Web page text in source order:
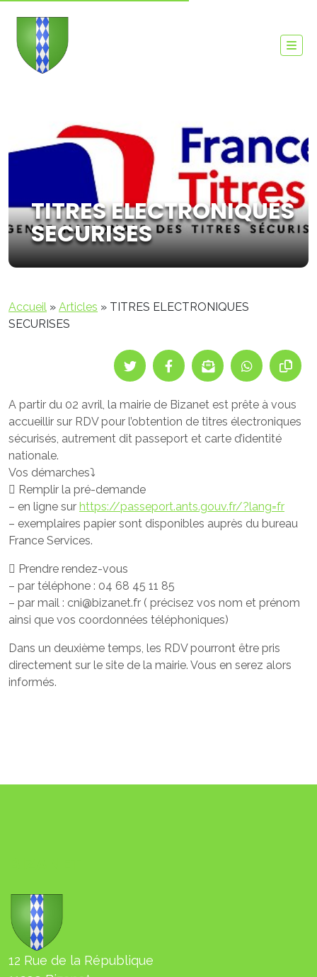
TITRES ELECTRONIQUES
SECURISES
Accueil » Articles » TITRES ELECTRONIQUES
SECURISES
A partir du 02 avril, la mairie de Bizanet est prête à vous
accueillir sur RDV pour l’obtention de titres électroniques
sécurisés, autrement dit passeport et carte d’identité
nationale.
Vos démarches⤵️
 Remplir la pré-demande
– en ligne sur https://passeport.ants.gouv.fr/?lang=fr
– exemplaires papier sont disponibles auprès du bureau
France Services.
 Prendre rendez-vous
– par téléphone : 04 68 45 11 85
– par mail : cni@bizanet.fr ( précisez vos nom et prénom
ainsi que vos coordonnées téléphoniques)
Dans un deuxième temps, les RDV pourront être pris
directement sur le site de la mairie. Vous en serez alors
informés.
12 Rue de la République